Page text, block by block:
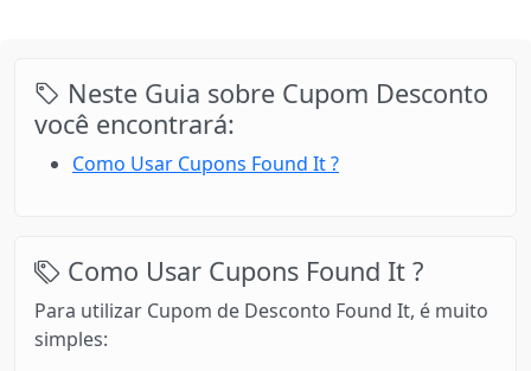
Neste Guia sobre Cupom Desconto
você encontrará:
Como Usar Cupons Found It ?
Como Usar Cupons Found It ?
Para utilizar Cupom de Desconto Found It, é muito
simples: